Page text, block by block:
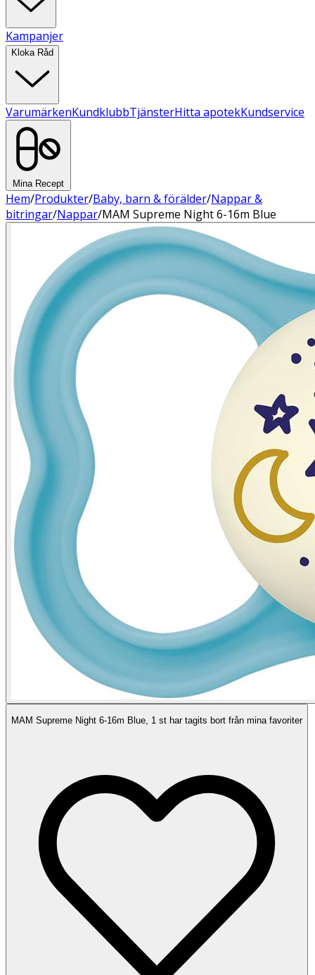
Kampanjer
Kloka Råd
VarumärkenKundklubbTjänsterHitta apotekKundservice
Mina Recept
Hem/Produkter/Baby, barn & förälder/Nappar &
bitringar/Nappar/MAM Supreme Night 6-16m Blue
MAM Supreme Night 6-16m Blue, 1 st har tagits bort från mina favoriter